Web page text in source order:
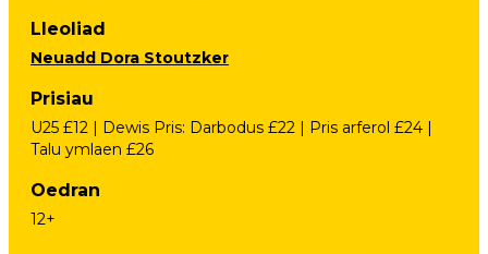
Lleoliad
Neuadd Dora Stoutzker
Prisiau
U25 £12 | Dewis Pris: Darbodus £22 | Pris arferol £24 |
Talu ymlaen £26
Oedran
12+